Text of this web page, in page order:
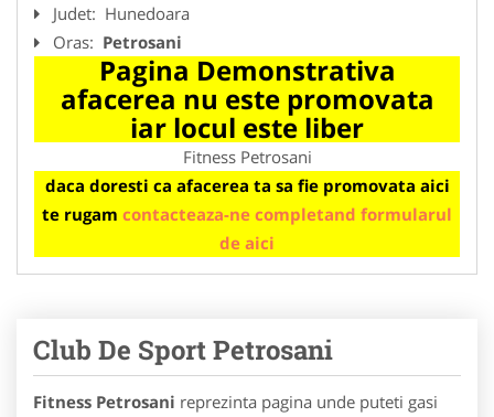
Judet: Hunedoara
Oras: Petrosani
Pagina Demonstrativa
afacerea nu este promovata
iar locul este liber
Fitness Petrosani
daca doresti ca afacerea ta sa fie promovata aici
te rugam contacteaza-ne completand formularul
de aici
Club De Sport Petrosani
Fitness Petrosani reprezinta pagina unde puteti gasi